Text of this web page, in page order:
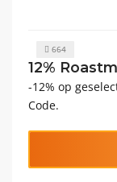
664
12%
-12% op
Code.